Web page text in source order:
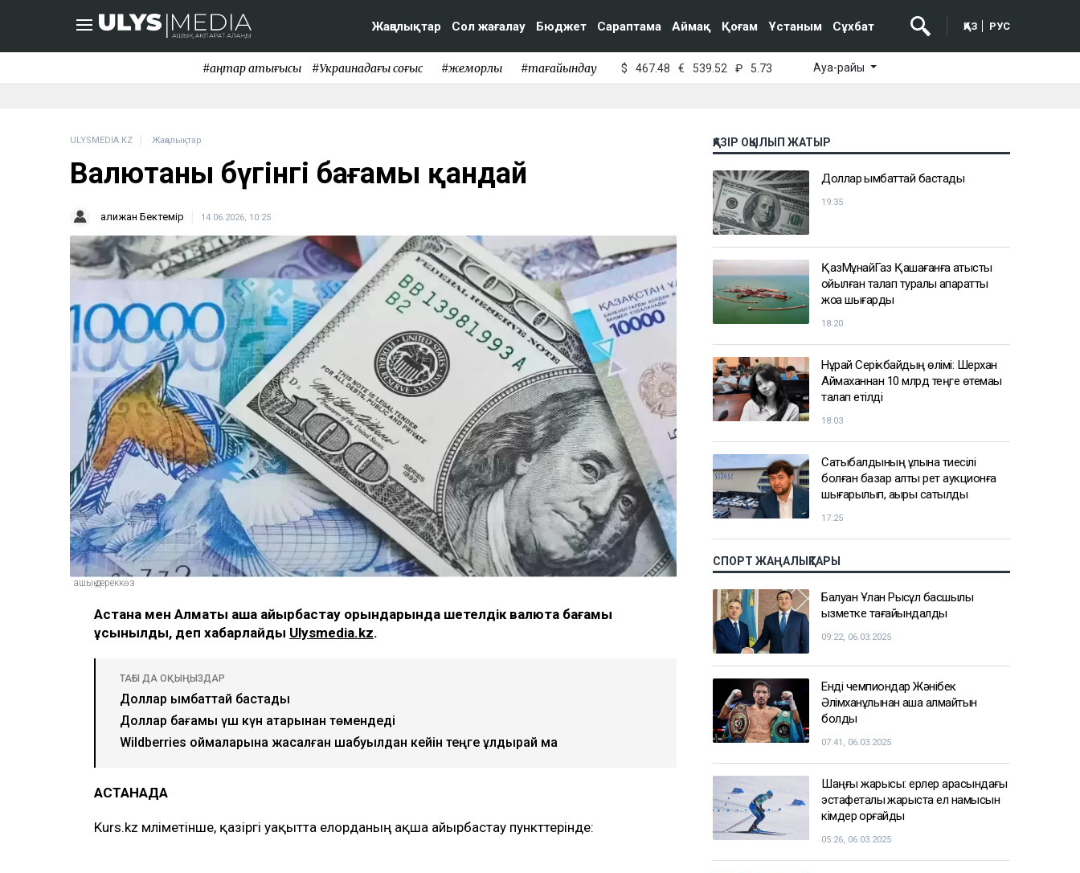
Жаңалықтар Сол жағалау Бюджет Сараптама Аймақ Қоғам Ұстаным Сұхбат ҚАЗ РУС
#қаңтар қақтығысы #Украинадағы соғыс #жемқорлық #тағайындау $ 467.48 € 539.52 ₽ 5.73 Ауа-райы
ULYSMEDIA.KZ Жаңалықтар
Валютаның бүгінгі бағамы қандай
Қалижан Бектемір 14.06.2026, 10:25
ашық дереккөз
Астана мен Алматы ақша айырбастау орындарында шетелдік валюта бағамы
ұсынылды, деп хабарлайды Ulysmedia.kz.
ТАҒЫ ДА ОҚЫҢЫЗДАР
Доллар қымбаттай бастады
Доллар бағамы үш күн қатарынан төмендеді
Wildberries қоймаларына жасалған шабуылдан кейін теңге құлдырай ма
АСТАНАДА
Kurs.kz мәліметінше, қазіргі уақытта елорданың ақша айырбастау пункттерінде:
ҚАЗІР ОҚЫЛЫП ЖАТЫР
Доллар қымбаттай бастады
19:35
ҚазМұнайГаз Қашағанға қатысты
қойылған талап туралы ақпаратты
жоққа шығарды
18:20
Нұрай Серікбайдың өлімі: Шерхан
Аймаханнан 10 млрд теңге өтемақы
талап етілді
18:03
Сатыбалдының ұлына тиесілі
болған базар алты рет аукционға
шығарылып, ақыры сатылды
17:25
СПОРТ ЖАҢАЛЫҚТАРЫ
Балуан Ұлан Рысқұл басшылық
қызметке тағайындалды
09:22, 06.03.2025
Енді чемпиондар Жәнібек
Әлімханұлынан қаша алмайтын
болды
07:41, 06.03.2025
Шаңғы жарысы: ерлер арасындағы
эстафеталық жарыста ел намысын
кімдер қорғайды
05:26, 06.03.2025